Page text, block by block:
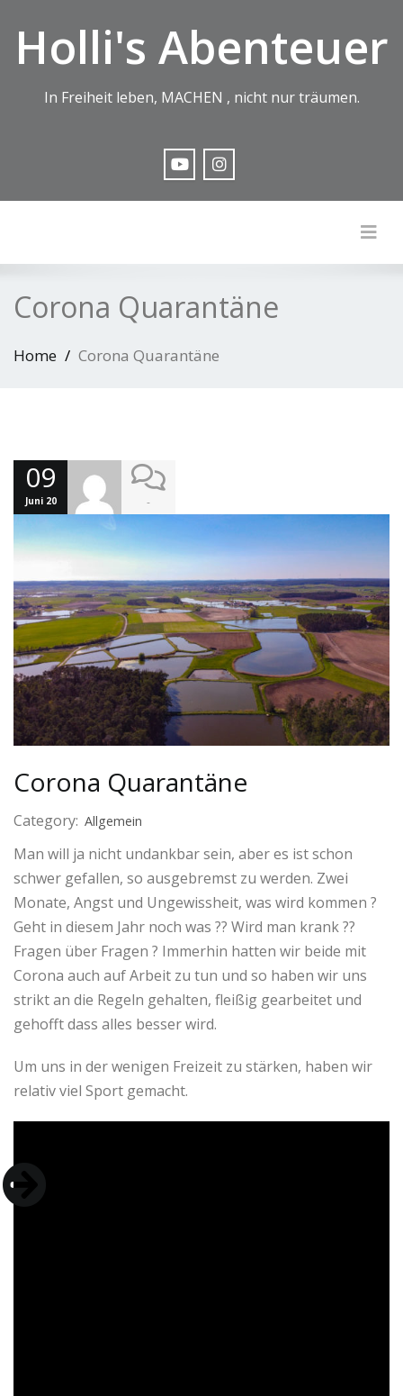
Holli's Abenteuer
In Freiheit leben, MACHEN , nicht nur träumen.
Corona Quarantäne
Home Corona Quarantäne
09
Juni 20 -
Corona Quarantäne
Category: Allgemein
Man will ja nicht undankbar sein, aber es ist schon
schwer gefallen, so ausgebremst zu werden. Zwei
Monate, Angst und Ungewissheit, was wird kommen ?
Geht in diesem Jahr noch was ?? Wird man krank ??
Fragen über Fragen ? Immerhin hatten wir beide mit
Corona auch auf Arbeit zu tun und so haben wir uns
strikt an die Regeln gehalten, fleißig gearbeitet und
gehofft dass alles besser wird.
Um uns in der wenigen Freizeit zu stärken, haben wir
relativ viel Sport gemacht.